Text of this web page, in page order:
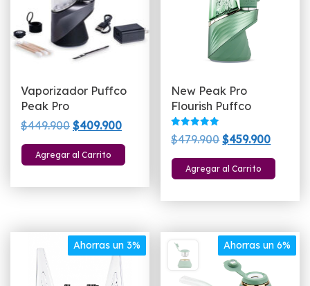
Vaporizador Puffco
Peak Pro
$449.900 El
precio
original
$409.900El
precio
actual
Agregar al Carrito
New Peak Pro
Flourish Puffco
Valorado
con
de 5
$479.900El
precio
original
$459.900El
precio
actual
Agregar al Carrito
Ahorras un 3% Ahorras un 6%